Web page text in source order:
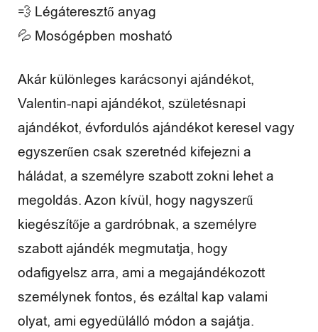
m
é
n
y
e
k
💨 Légáteresztő anyag
💦 Mosógépben mosható
Akár különleges karácsonyi ajándékot,
Valentin-napi ajándékot, születésnapi
ajándékot, évfordulós ajándékot keresel vagy
egyszerűen csak szeretnéd kifejezni a
háládat, a személyre szabott zokni lehet a
megoldás. Azon kívül, hogy nagyszerű
kiegészítője a gardróbnak, a személyre
szabott ajándék megmutatja, hogy
odafigyelsz arra, ami a megajándékozott
személynek fontos, és ezáltal kap valami
olyat, ami egyedülálló módon a sajátja.